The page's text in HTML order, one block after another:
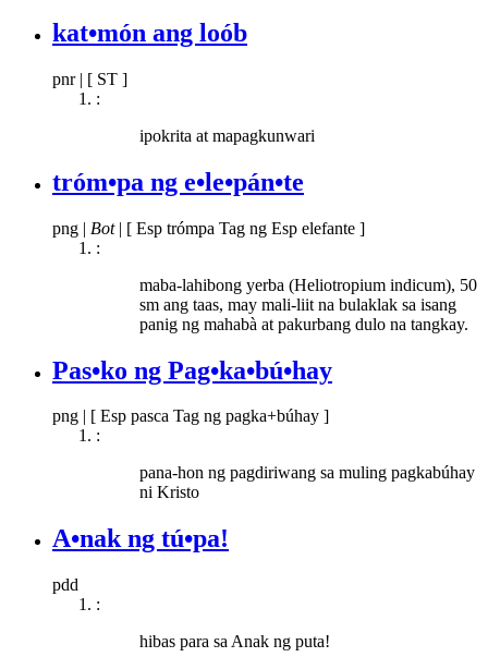
kat•món ang loób
pnr | [ ST ]
:
ipokrita at mapagkunwari
tróm•pa ng e•le•pán•te
png | Bot | [ Esp trómpa Tag ng Esp elefante ]
:
maba-lahibong yerba (Heliotropium indicum), 50
sm ang taas, may mali-liit na bulaklak sa isang
panig ng mahabà at pakurbang dulo na tangkay.
Pas•ko ng Pag•ka•bú•hay
png
[ Esp pasca Tag ng pagka+búhay ]
:
pana-hon ng pagdiriwang sa muling pagkabúhay
ni Kristo
A•nak ng tú•pa!
pdd
:
hibas para sa Anak ng puta!